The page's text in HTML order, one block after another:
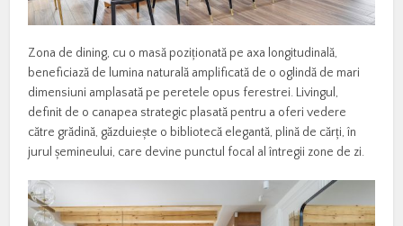
Zona de dining, cu o masă poziționată pe axa longitudinală,
beneficiază de lumina naturală amplificată de o oglindă de mari
dimensiuni amplasată pe peretele opus ferestrei. Livingul,
definit de o canapea strategic plasată pentru a oferi vedere
către grădină, găzduiește o bibliotecă elegantă, plină de cărți, în
jurul șemineului, care devine punctul focal al întregii zone de zi.